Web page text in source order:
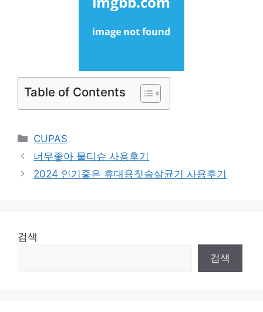
Table of Contents
Categories
CUPAS
너무좋아 물티슈 사용후기
2024 인기좋은 휴대용칫솔살균기 사용후기
검색
검색